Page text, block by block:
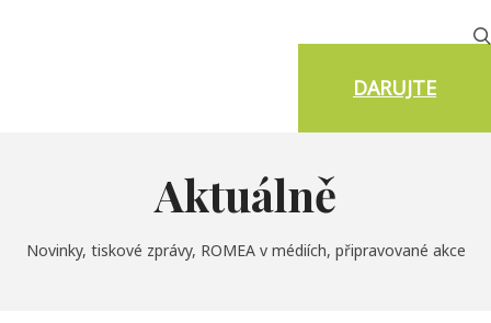
DARUJTE
Aktuálně
Novinky, tiskové zprávy, ROMEA v médiích, připravované akce